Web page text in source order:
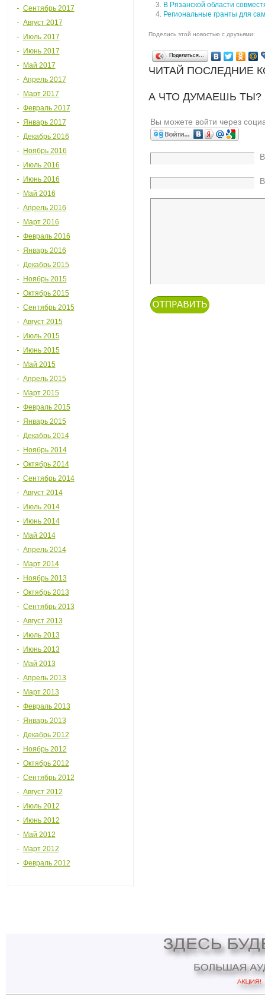
Сентябрь 2017
Август 2017
Июль 2017
Июнь 2017
Май 2017
Апрель 2017
Март 2017
Февраль 2017
Январь 2017
Декабрь 2016
Ноябрь 2016
Июль 2016
Июнь 2016
Май 2016
Апрель 2016
Март 2016
Февраль 2016
Январь 2016
Декабрь 2015
Ноябрь 2015
Октябрь 2015
Сентябрь 2015
Август 2015
Июль 2015
Июнь 2015
Май 2015
Апрель 2015
Март 2015
Февраль 2015
Январь 2015
Декабрь 2014
Ноябрь 2014
Октябрь 2014
Сентябрь 2014
Август 2014
Июль 2014
Июнь 2014
Май 2014
Апрель 2014
Март 2014
Ноябрь 2013
Октябрь 2013
Сентябрь 2013
Август 2013
Июль 2013
Июнь 2013
Май 2013
Апрель 2013
Март 2013
Февраль 2013
Январь 2013
Декабрь 2012
Ноябрь 2012
Октябрь 2012
Сентябрь 2012
Август 2012
Июль 2012
Июнь 2012
Май 2012
Март 2012
Февраль 2012
В Рязанской области
Региональные гранты для
Поделись этой новостью с друзьями:
Поделиться…
ЧИТАЙ ПОСЛЕДНИЕ
А ЧТО ДУМАЕШЬ
Вы можете войти через